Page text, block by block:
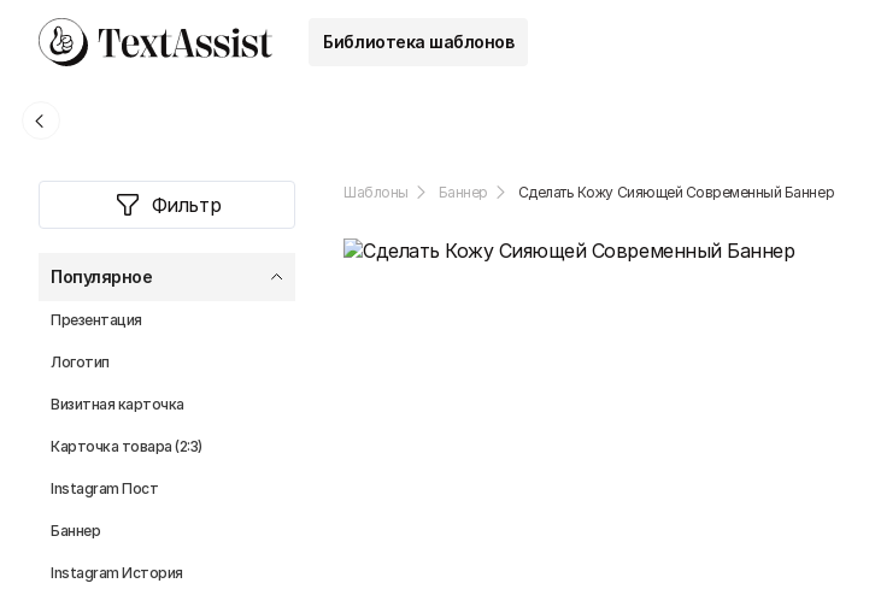
Библиотека шаблонов
Фильтр
Популярное
Презентация
Логотип
Визитная карточка
Карточка товара (2:3)
Instagram Пост
Баннер
Instagram История
Шаблоны Баннер Сделать Кожу Сияющей Современный Баннер